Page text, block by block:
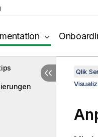
Qlik